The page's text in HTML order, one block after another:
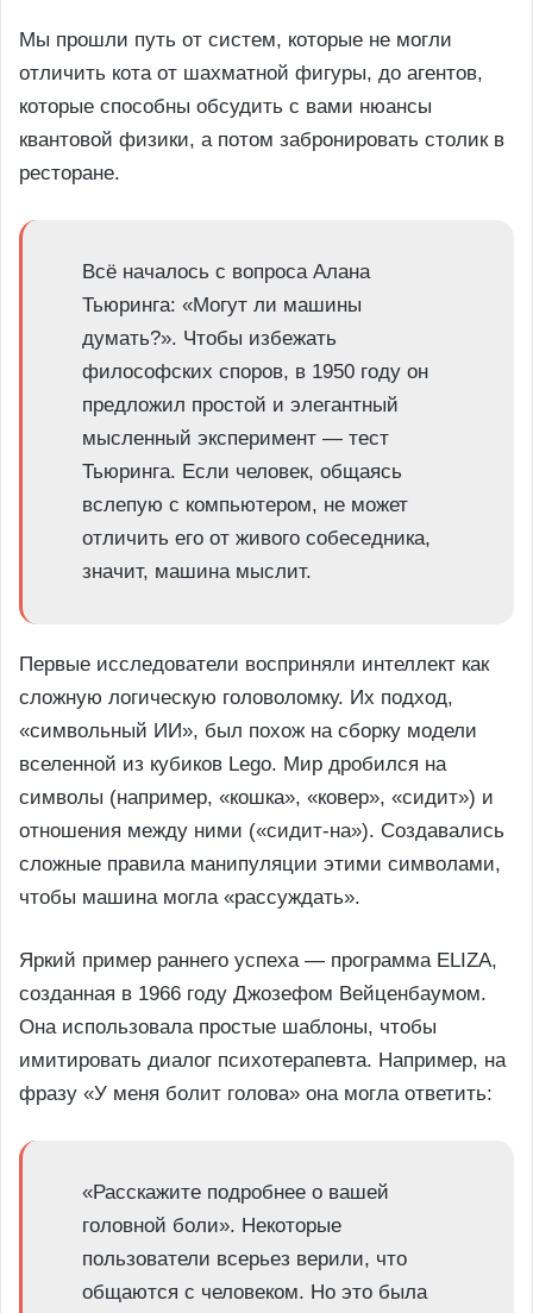
Мы прошли путь от систем, которые не могли
отличить кота от шахматной фигуры, до агентов,
которые способны обсудить с вами нюансы
квантовой физики, а потом забронировать столик в
ресторане.
Всё началось с вопроса Алана
Тьюринга: «Могут ли машины
думать?». Чтобы избежать
философских споров, в 1950 году он
предложил простой и элегантный
мысленный эксперимент — тест
Тьюринга. Если человек, общаясь
вслепую с компьютером, не может
отличить его от живого собеседника,
значит, машина мыслит.
Первые исследователи восприняли интеллект как
сложную логическую головоломку. Их подход,
«символьный ИИ», был похож на сборку модели
вселенной из кубиков Lego. Мир дробился на
символы (например, «кошка», «ковер», «сидит») и
отношения между ними («сидит-на»). Создавались
сложные правила манипуляции этими символами,
чтобы машина могла «рассуждать».
Яркий пример раннего успеха — программа ELIZA,
созданная в 1966 году Джозефом Вейценбаумом.
Она использовала простые шаблоны, чтобы
имитировать диалог психотерапевта. Например, на
фразу «У меня болит голова» она могла ответить:
«Расскажите подробнее о вашей
головной боли». Некоторые
пользователи всерьез верили, что
общаются с человеком. Но это была